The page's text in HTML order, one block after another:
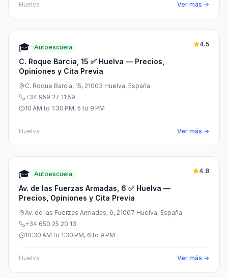
Huelva Ver más →
🎓 Autoescuela
C. Roque Barcia, 15 ✅ Huelva — Precios,
Opiniones y Cita Previa
4.5
C. Roque Barcia, 15, 21003 Huelva, España
+34 959 27 11 59
10 AM to 1:30 PM, 5 to 9 PM
Huelva Ver más →
🎓 Autoescuela
Av. de las Fuerzas Armadas, 6 ✅ Huelva —
Precios, Opiniones y Cita Previa
4.8
Av. de las Fuerzas Armadas, 6, 21007 Huelva, España
+34 650 25 20 13
10:30 AM to 1:30 PM, 6 to 9 PM
Huelva Ver más →